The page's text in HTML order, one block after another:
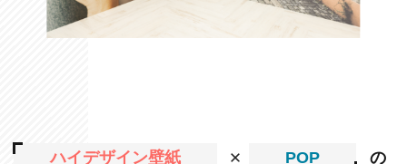
ハイデザイン壁紙 POP の